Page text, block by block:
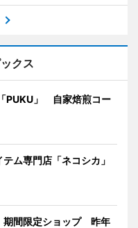
クス
PUKU」 自家焙煎コー
ム専門店「ネコシカ」
期間限定ショップ 昨年